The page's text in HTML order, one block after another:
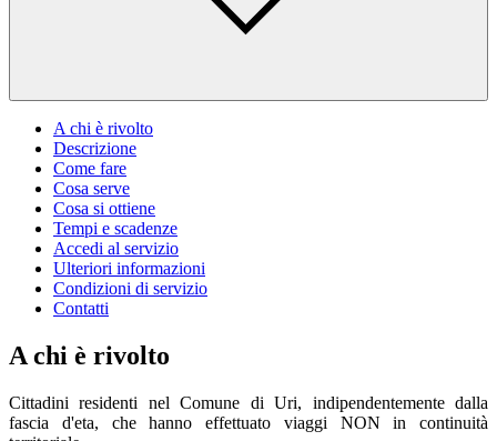
A chi è rivolto
Descrizione
Come fare
Cosa serve
Cosa si ottiene
Tempi e scadenze
Accedi al servizio
Ulteriori informazioni
Condizioni di servizio
Contatti
A chi è rivolto
Cittadini residenti nel Comune di Uri, indipendentemente dalla
fascia d'eta, che hanno effettuato viaggi NON in continuità